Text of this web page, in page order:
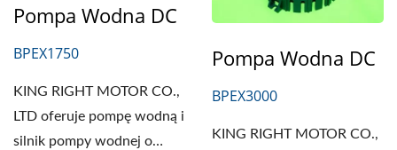
Pompa Wodna DC
BPEX1750
KING RIGHT MOTOR CO.,
LTD oferuje pompę wodną i
silnik pompy wodnej o
Pompa Wodna DC
BPEX3000
KING RIGHT MOTOR CO.,